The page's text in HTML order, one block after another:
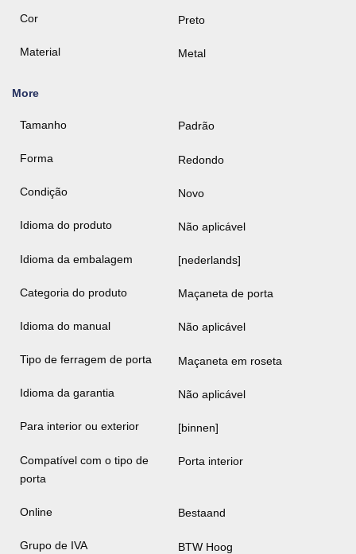
Cor Preto
Material Metal
More
Tamanho Padrão
Forma Redondo
Condição Novo
Idioma do produto Não aplicável
Idioma da embalagem [nederlands]
Categoria do produto Maçaneta de porta
Idioma do manual Não aplicável
Tipo de ferragem de porta Maçaneta em roseta
Idioma da garantia Não aplicável
Para interior ou exterior [binnen]
Compatível com o tipo de
porta
Porta interior
Online Bestaand
Grupo de IVA BTW Hoog